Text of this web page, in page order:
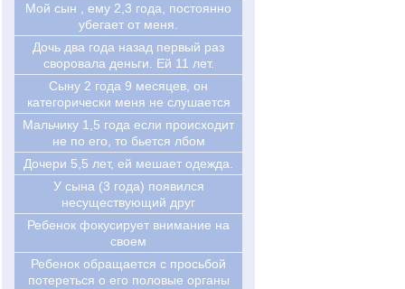
Мой сын , ему 2,3 года, постоянно
убегает от меня.
Дочь два года назад первый раз
своровала деньги. Ей 11 лет.
Cыну 2 года 9 месяцев, он
категорически меня не слушается
Мальчику 1,5 года если происходит
не по его, то бьется лбом
Дочери 5,5 лет, ей мешает одежда.
У сына (3 года) появился
несуществующий друг
Ребенок фокусирует внимание на
своем
Ребенок обращается с просьбой
потереться о его половые органы